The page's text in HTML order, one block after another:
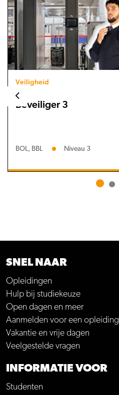
Veiligheid
Beveiliger 3
BOL, BBL Niveau 3
SNEL NAAR
Opleidingen
Hulp bij studiekeuze
Open dagen en meer
Aanmelden voor een opleiding
Vakantie en vrije dagen
Veelgestelde vragen
INFORMATIE VOOR
Studenten